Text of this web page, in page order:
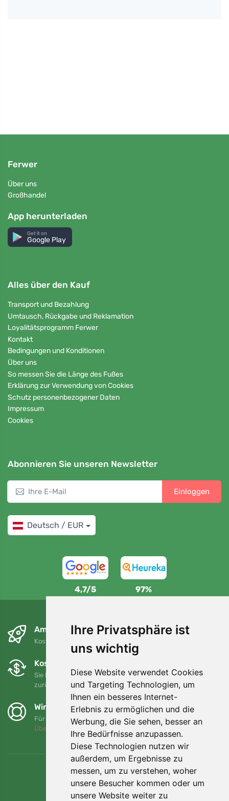
Ihre Privatsphäre ist
uns wichtig
Diese Website verwendet Cookies
und Targeting Technologien, um
Ihnen ein besseres Internet-
Erlebnis zu ermöglichen und die
Werbung, die Sie sehen, besser an
Ihre Bedürfnisse anzupassen.
Diese Technologien nutzen wir
außerdem, um Ergebnisse zu
messen, um zu verstehen, woher
unsere Besucher kommen oder um
unsere Website weiter zu
Ferwer
Über uns
Großhandel
App herunterladen
Get it on
Google Play
Alles über den Kauf
Transport und Bezahlung
Umtausch, Rückgabe und Reklamation
Loyalitätsprogramm Ferwer
Kontakt
Bedingungen und Konditionen
Über uns
So messen Sie die Länge des Fußes
Erklärung zur Verwendung von Cookies
Schutz personenbezogener Daten
Impressum
Cookies
Abonnieren Sie unseren Newsletter
Einloggen
Deutsch / EUR
4,7/5 97%
Am nächsten Tag und kostenlos
Kostenloser Versand für Bestellungen über 80 EUR
Kostenloser Umtausch und Rückgabe
Sie können Ihre Bestellung jederzeit innerhalb von 90 Tagen
zurückgeben oder umtauschen.
Wir unterstützen Trees.org
Für jede Bestellung pflanzen wir einen Baum! Mehr lesen
Über uns